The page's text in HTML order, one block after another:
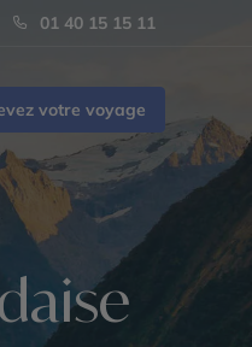
01 40 15 15 11
votre voyage